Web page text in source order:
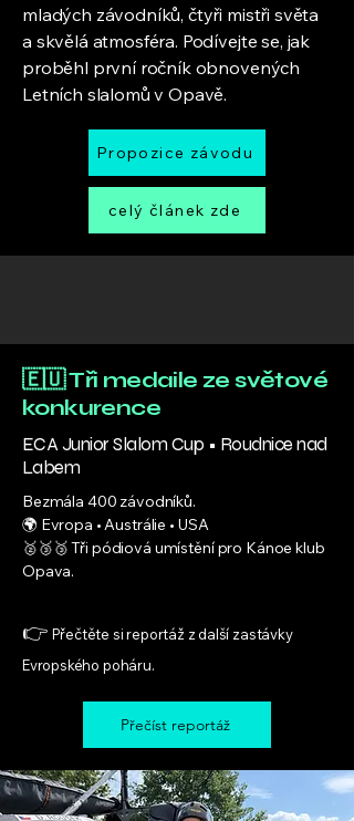
mladých závodníků, čtyři mistři světa
a skvělá atmosféra. Podívejte se, jak
proběhl první ročník obnovených
Letních slalomů v Opavě.
Propozice závodu
celý článek zde
🇪🇺 Tři medaile ze světové
konkurence
ECA Junior Slalom Cup • Roudnice nad
Labem
Bezmála 400 závodníků.
🌍 Evropa • Austrálie • USA
🥈🥉🥉 Tři pódiová umístění pro Kánoe klub
Opava.
👉 Přečtěte si reportáž z další zastávky
Evropského poháru.
Přečíst reportáž